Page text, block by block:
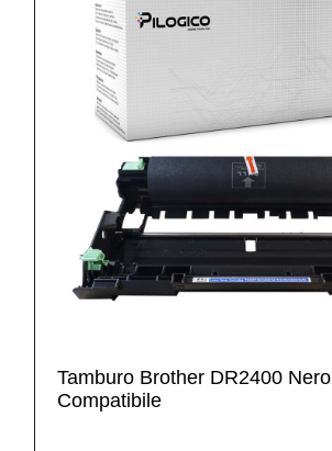
Tamburo Brother DR2400 Nero
Compatibile